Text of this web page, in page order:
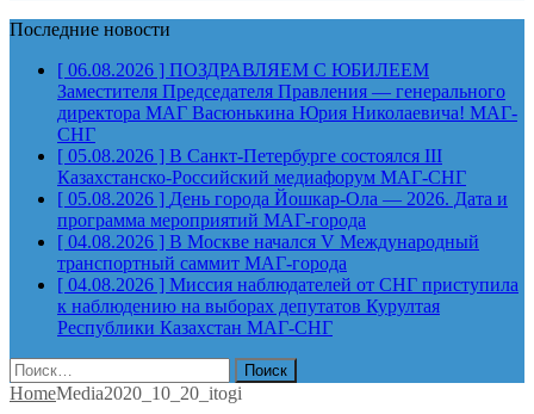
Последние новости
[ 06.08.2026 ] ПОЗДРАВЛЯЕМ С ЮБИЛЕЕМ
Заместителя Председателя Правления — генерального
директора МАГ Васюнькина Юрия Николаевича! МАГ-
СНГ
[ 05.08.2026 ] В Санкт-Петербурге состоялся III
Казахстанско-Российский медиафорум МАГ-СНГ
[ 05.08.2026 ] День города Йошкар-Ола — 2026. Дата и
программа мероприятий МАГ-города
[ 04.08.2026 ] В Москве начался V Международный
транспортный саммит МАГ-города
[ 04.08.2026 ] Миссия наблюдателей от СНГ приступила
к наблюдению на выборах депутатов Курултая
Республики Казахстан МАГ-СНГ
Найти:
HomeMedia2020_10_20_itogi